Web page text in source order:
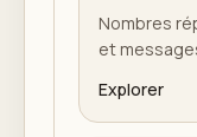
Nombres
et
Explorer